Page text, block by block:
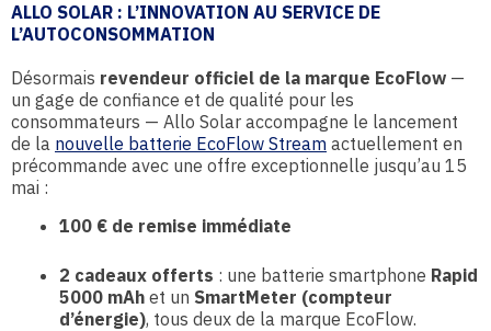
ALLO SOLAR : L’INNOVATION AU SERVICE DE
L’AUTOCONSOMMATION
Désormais revendeur officiel de la marque EcoFlow —
un gage de confiance et de qualité pour les
consommateurs — Allo Solar accompagne le lancement
de la nouvelle batterie EcoFlow Stream actuellement en
précommande avec une offre exceptionnelle jusqu’au 15
mai :
100 € de remise immédiate
2 cadeaux offerts : une batterie smartphone Rapid
5000 mAh et un SmartMeter (compteur
d’énergie), tous deux de la marque EcoFlow.